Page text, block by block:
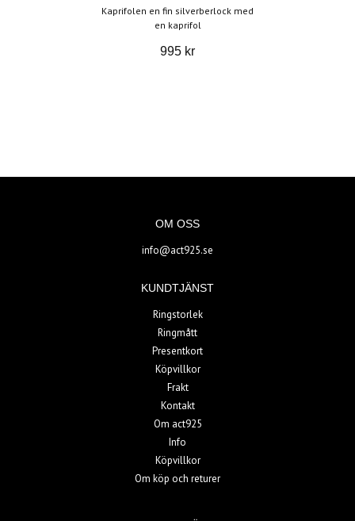
Kaprifolen en fin silverberlock med
en kaprifol
995 kr
OM OSS
info@act925.se
KUNDTJÄNST
Ringstorlek
Ringmått
Presentkort
Köpvillkor
Frakt
Kontakt
Om act925
Info
Köpvillkor
Om köp och returer